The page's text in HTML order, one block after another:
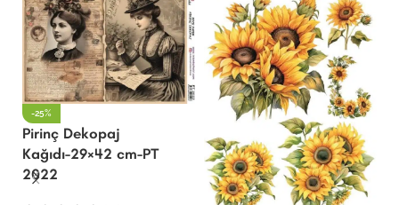
-25%
Pirinç Dekopaj
Kağıdı-29×42 cm-PT
2022